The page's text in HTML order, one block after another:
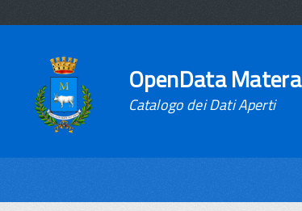
OpenData Matera
Catalogo dei Dati Aperti